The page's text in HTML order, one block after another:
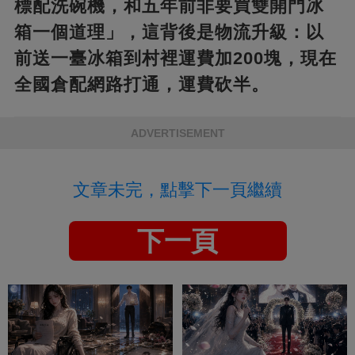
標配洗碗機，和五年前非要買雙開門冰
箱一個道理」，這背後是物流升級：以
前送一臺冰箱到村裡運費加200塊，現在
全國倉配網路打通，運費砍半。
ADVERTISEMENT
文章未完，點擊下一頁繼續
下一頁